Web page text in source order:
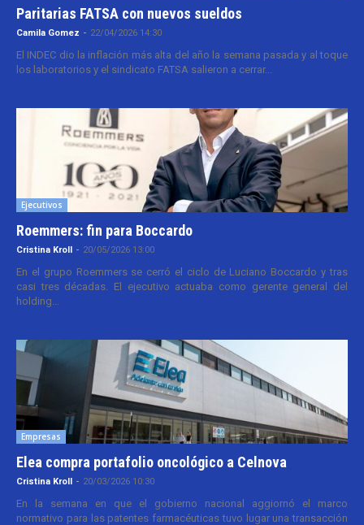
Paritarias FATSA con nuevos sueldos
Camila Gomez - 22/04/2026 14:30
El INDEC dio la inflación más alta del año la semana pasada y al toque
los laboratorios y el sindicato FATSA salieron a cerrar...
Ejecutivos
Roemmers: fin para Boccardo
Cristina Kroll - 20/05/2026 13:00
En el grupo Roemmers se cerró el ciclo de Luciano Boccardo y tras
casi tres décadas. El ejecutivo actuaba como gerente general del
holding...
Empresas
Elea compra portafolio oncológico a Celnova
Cristina Kroll - 20/03/2026 10:30
En la semana en que el gobierno nacional aggiornó el marco
normativo para las patentes farmacéuticas tuvo lugar una transacción